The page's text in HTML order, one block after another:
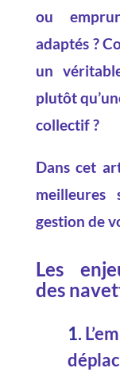
ou
adaptés ?
un
plutôt
collectif ?
Dans cet
meilleures
gestion de
Les
des
1.